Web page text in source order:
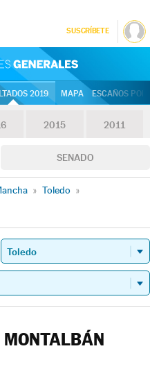
SUSCRÍBETE
2019 MAPA ESCAÑOS
2015 2011
SENADO
» Toledo »